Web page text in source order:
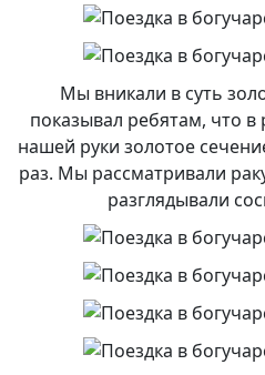
Мы вникали в суть
показывал ребятам, что
нашей руки золотое
раз. Мы рассматривали
разглядывали